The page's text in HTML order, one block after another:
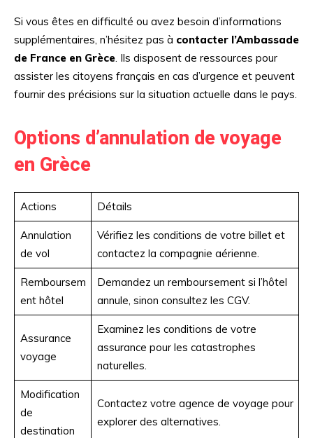
Si vous êtes en difficulté ou avez besoin d’informations
supplémentaires, n’hésitez pas à contacter l’Ambassade
de France en Grèce . Ils disposent de ressources pour
assister les citoyens français en cas d’urgence et peuvent
fournir des précisions sur la situation actuelle dans le pays.
Options d’annulation de voyage
en Grèce
Actions Détails
Annulation
de vol
Vérifiez les conditions de votre billet et
contactez la compagnie aérienne.
Remboursem
ent hôtel
Demandez un remboursement si l’hôtel
annule, sinon consultez les CGV.
Assurance
voyage
Examinez les conditions de votre
assurance pour les catastrophes
naturelles.
Modification
de
destination
Contactez votre agence de voyage pour
explorer des alternatives.